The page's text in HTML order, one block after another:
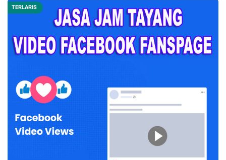
TERLARIS